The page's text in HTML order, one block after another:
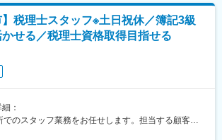
日以上、完全週休2日制
間程度
スカジュアルOK
サービスを提供しています。
若いメンバーが中心となって新しい技術ソリューシ
画の構想、アーキテクチャの設計、システムの導
次の10年を支えるITサービスの実現に日々取り組
の大幅な強化を進めており、ITエンジニア、プロジ
ジャーの積極採用を進めています。
：
、大幅な増益となり、営業利益は大きく改善し、
】税理士スタッフ※土日祝休／簿記3級
せる／税理士資格取得目指せる
：
でのスタッフ業務をお任せします。担当する顧客様